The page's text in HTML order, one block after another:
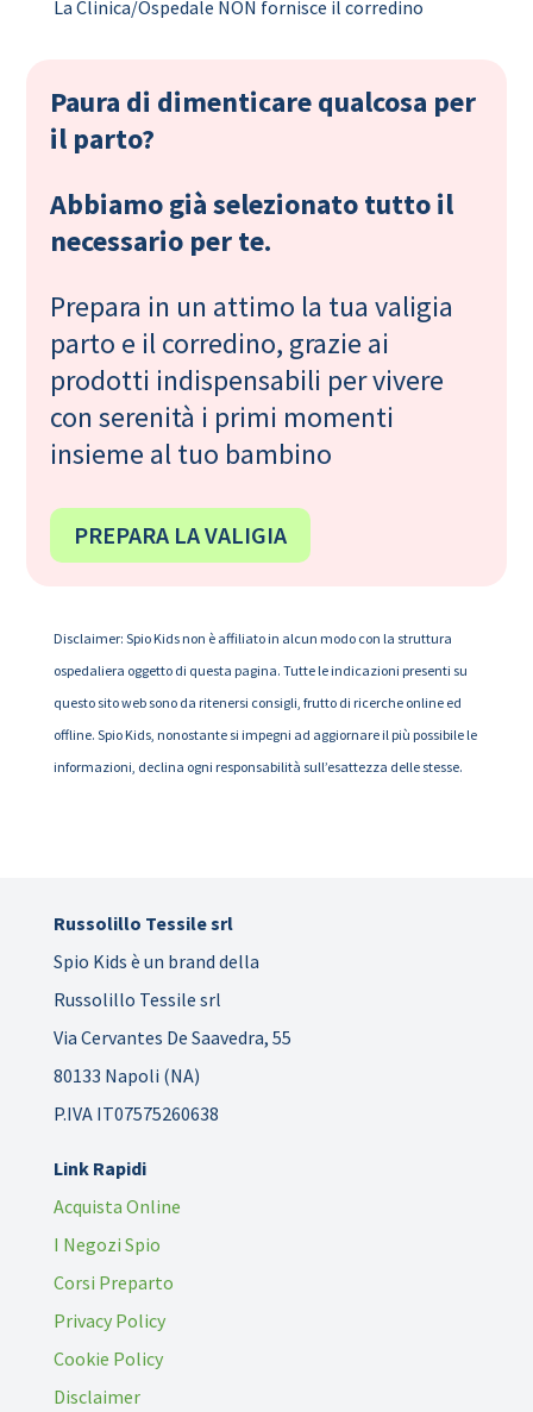
La Clinica/Ospedale NON fornisce il corredino
Paura di dimenticare qualcosa per
il parto?
Abbiamo già selezionato tutto il
necessario per te.
Prepara in un attimo la tua valigia
parto e il corredino, grazie ai
prodotti indispensabili per vivere
con serenità i primi momenti
insieme al tuo bambino
PREPARA LA VALIGIA
Disclaimer: Spio Kids non è affiliato in alcun modo con la struttura
ospedaliera oggetto di questa pagina. Tutte le indicazioni presenti su
questo sito web sono da ritenersi consigli, frutto di ricerche online ed
offline. Spio Kids, nonostante si impegni ad aggiornare il più possibile le
informazioni, declina ogni responsabilità sull’esattezza delle stesse.
Russolillo Tessile srl
Spio Kids è un brand della
Russolillo Tessile srl
Via Cervantes De Saavedra, 55
80133 Napoli (NA)
P.IVA IT07575260638
Link Rapidi
Acquista Online
I Negozi Spio
Corsi Preparto
Privacy Policy
Cookie Policy
Disclaimer